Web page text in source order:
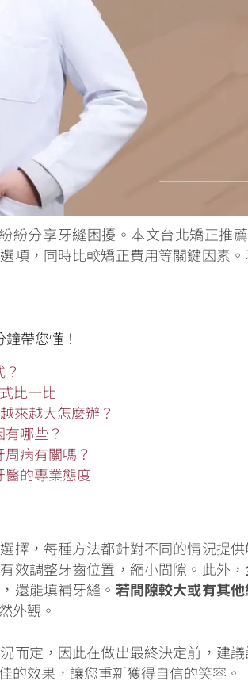
紛分享牙縫困擾。本文台北矯正推
項，同時比較矯正費用等關鍵因素
帶您懂！
比一比
來越大怎麼辦？
哪些？
病有關嗎？
的專業態度
擇，每種方法都針對不同的情況提供
效調整牙齒位置，縮小間隙。此外，
還能填補牙縫。 若間隙較大或有其
外觀。
而定，因此在做出最終決定前，建
的效果，讓您重新獲得自信的笑容。